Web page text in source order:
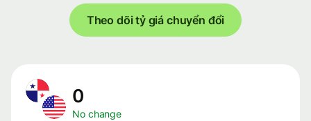
Theo dõi tỷ giá chuyển đổi
0
No change